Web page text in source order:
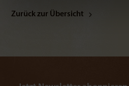
Zurück zur Übersicht